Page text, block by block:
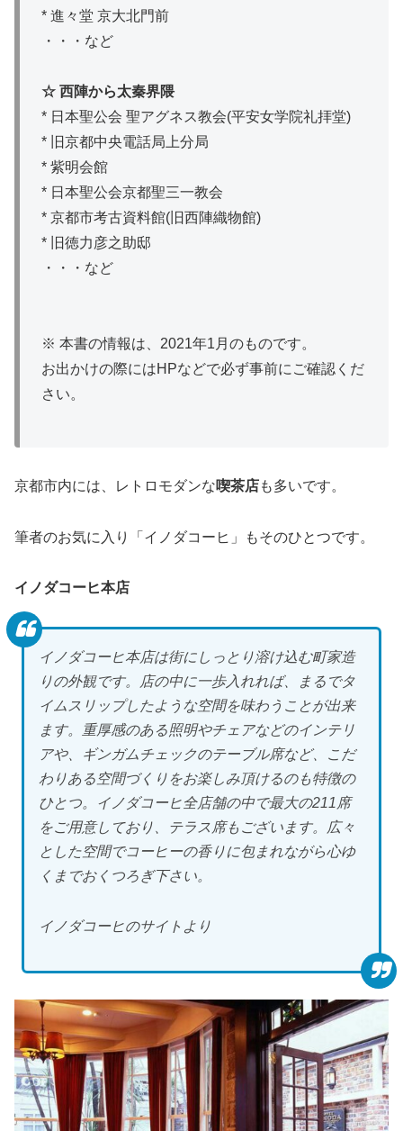
* 進々堂 京大北門前
・・・など
☆ 西陣から太秦界隈
* 日本聖公会 聖アグネス教会(平安女学院礼拝堂)
* 旧京都中央電話局上分局
* 紫明会館
* 日本聖公会京都聖三一教会
* 京都市考古資料館(旧西陣織物館)
* 旧徳力彦之助邸
・・・など
※ 本書の情報は、2021年1月のものです。
お出かけの際にはHPなどで必ず事前にご確認くだ
さい。
京都市内には、レトロモダンな喫茶店も多いです。
筆者のお気に入り「イノダコーヒ」もそのひとつです。
イノダコーヒ本店
イノダコーヒ本店は街にしっとり溶け込む町家造
りの外観です。店の中に一歩入れれば、まるでタ
イムスリップしたような空間を味わうことが出来
ます。重厚感のある照明やチェアなどのインテリ
アや、ギンガムチェックのテーブル席など、こだ
わりある空間づくりをお楽しみ頂けるのも特徴の
ひとつ。イノダコーヒ全店舗の中で最大の211席
をご用意しており、テラス席もございます。広々
とした空間でコーヒーの香りに包まれながら心ゆ
くまでおくつろぎ下さい。
イノダコーヒのサイトより